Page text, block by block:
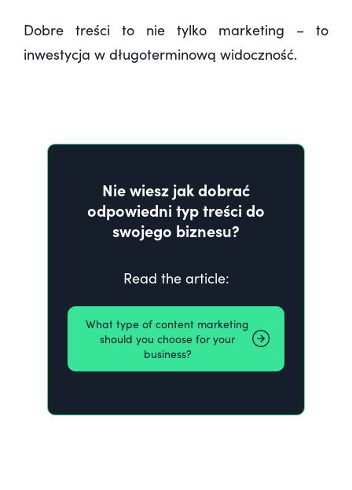
Dobre treści to nie tylko marketing – to
inwestycja w długoterminową widoczność.
Nie wiesz jak dobrać
odpowiedni typ treści do
swojego biznesu?
Read the article:
What type of content marketing
should you choose for your
business?